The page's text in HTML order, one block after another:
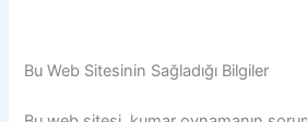
Bu Web Sitesinin Sağladığı Bilgiler